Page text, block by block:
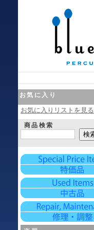
お気に入り
お気に入りリストを見る
商品検索